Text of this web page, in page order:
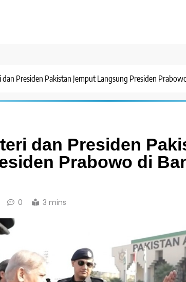
Presiden Pakistan Jemput Langsung Presiden
dan Presiden
Prabowo di
0 3 mins